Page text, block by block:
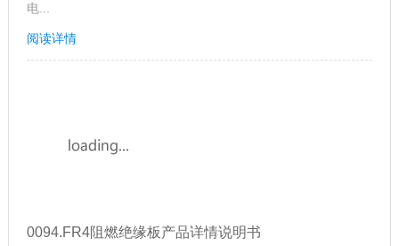
电...
阅读详情
氧树脂热压成型。具备优异电气绝缘、高机械强度、耐热耐
潮、自熄阻燃，易加工。广泛用于 PCB 基板、电气绝缘结构